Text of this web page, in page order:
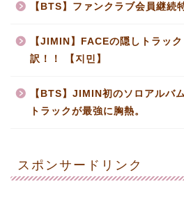
【BTS】ファンクラブ会員継続
【JIMIN】FACEの隠しトラッ
訳！！ 【지민】
【BTS】JIMIN初のソロアルバ
トラックが最強に胸熱。
スポンサードリンク